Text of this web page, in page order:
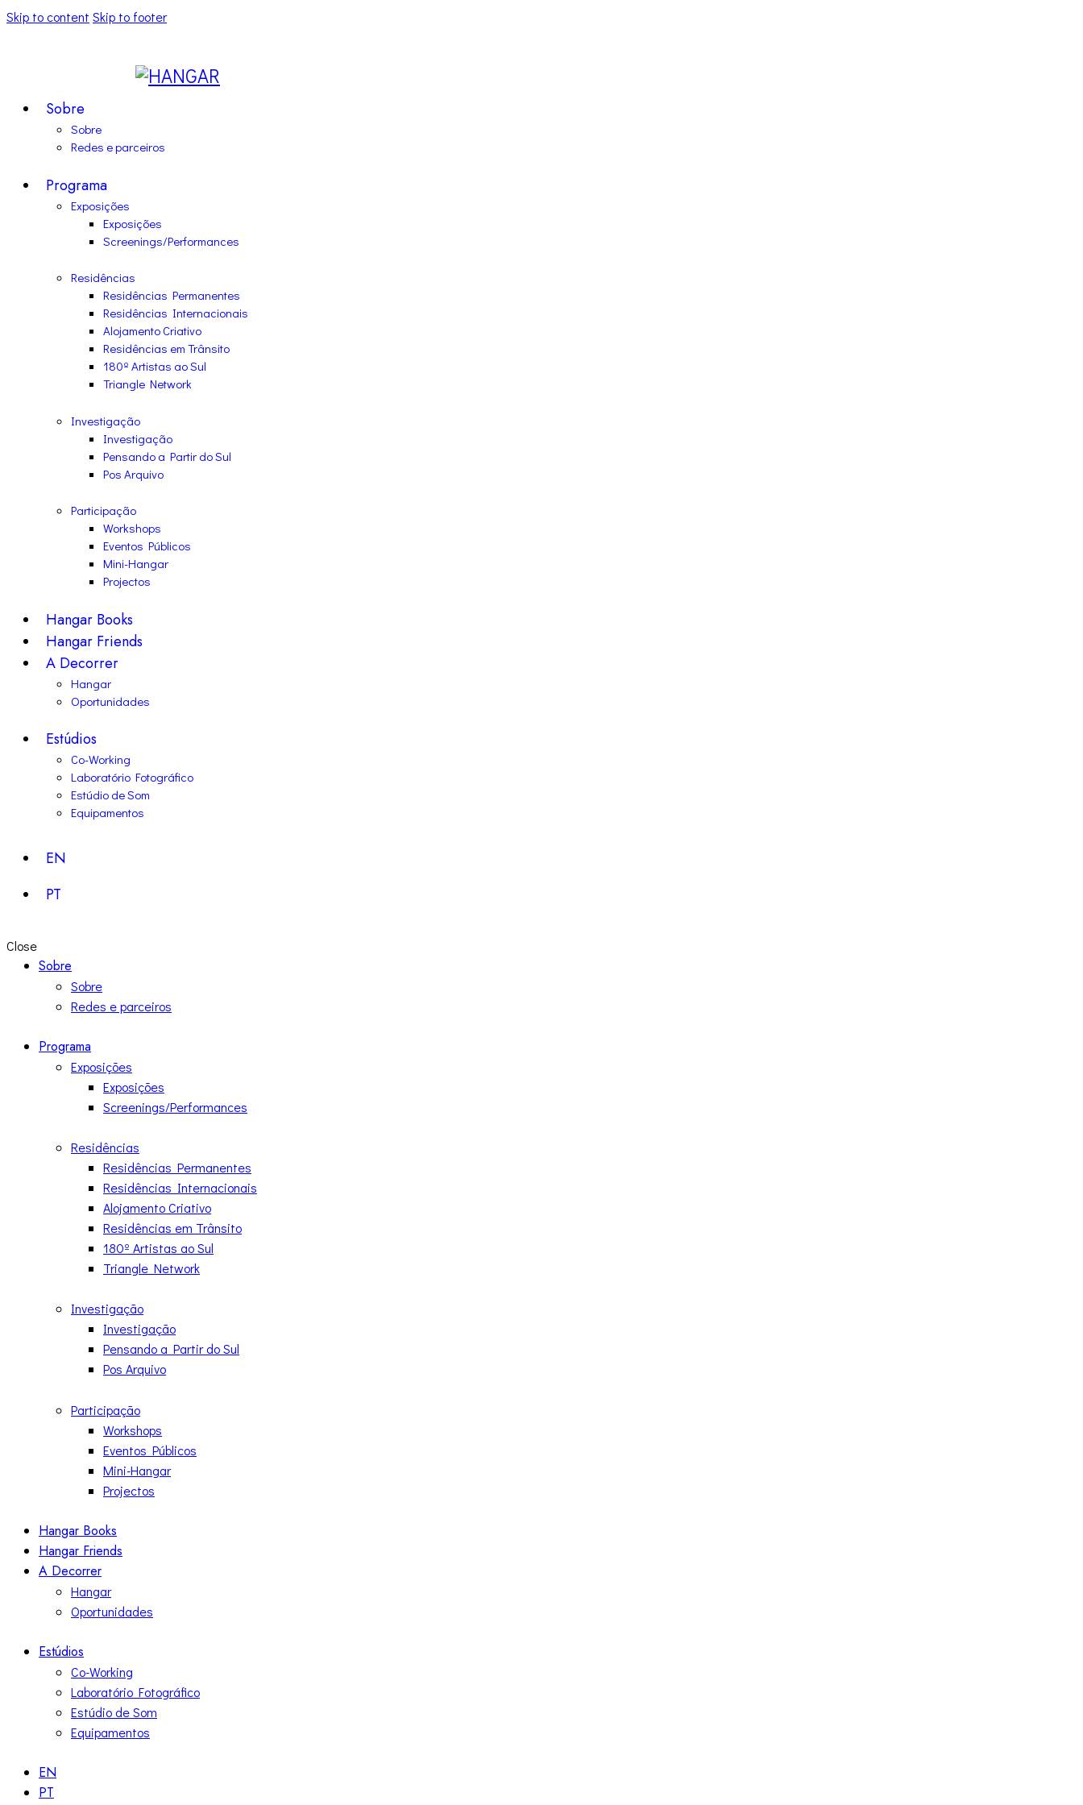
Skip to content Skip to footer
Sobre
Sobre
Redes e parceiros
Programa
Exposições
Exposições
Screenings/Performances
Residências
Residências Permanentes
Residências Internacionais
Alojamento Criativo
Residências em Trânsito
180º Artistas ao Sul
Triangle Network
Investigação
Investigação
Pensando a Partir do Sul
Pos Arquivo
Participação
Workshops
Eventos Públicos
Mini-Hangar
Projectos
Hangar Books
Hangar Friends
A Decorrer
Hangar
Oportunidades
Estúdios
Co-Working
Laboratório Fotográfico
Estúdio de Som
Equipamentos
EN
PT
Close
Sobre
Sobre
Redes e parceiros
Programa
Exposições
Exposições
Screenings/Performances
Residências
Residências Permanentes
Residências Internacionais
Alojamento Criativo
Residências em Trânsito
180º Artistas ao Sul
Triangle Network
Investigação
Investigação
Pensando a Partir do Sul
Pos Arquivo
Participação
Workshops
Eventos Públicos
Mini-Hangar
Projectos
Hangar Books
Hangar Friends
A Decorrer
Hangar
Oportunidades
Estúdios
Co-Working
Laboratório Fotográfico
Estúdio de Som
Equipamentos
EN
PT